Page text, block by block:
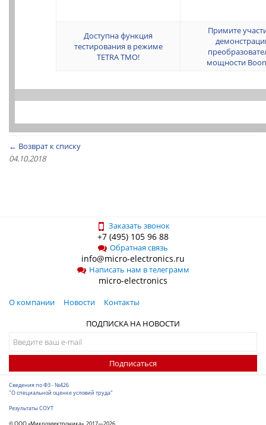
Доступна функция
тестирования в режиме
TETRA TMO!
Примите
мощности
← Возврат к списку
04.10.2018
Заказать звонок
+7 (495) 105 96 88
Обратная связь
info@micro-electronics.ru
Написать нам в телеграмм
micro-electronics
О компании Новости
Контакты
ПОДПИСКА НА НОВОСТИ
Подписаться
Сведения по ФЗ - №426
"О специальной оценке условий труда"
Результаты СОУТ